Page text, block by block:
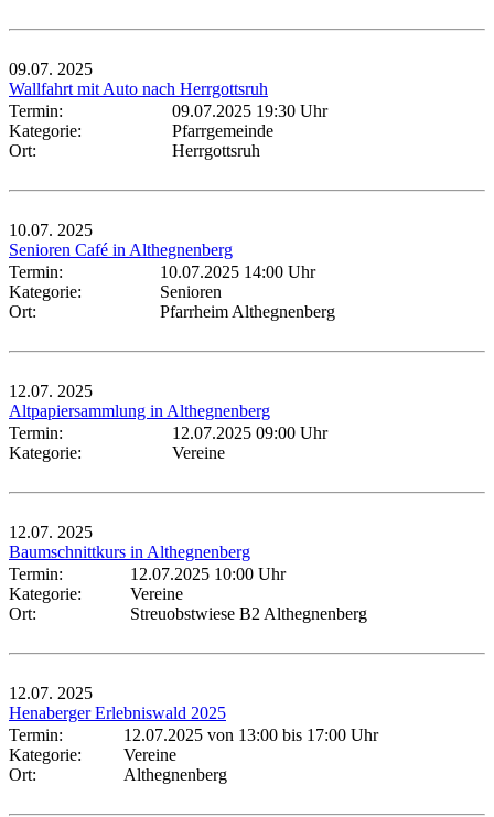
09.07. 2025
Wallfahrt mit Auto nach Herrgottsruh
Termin:
09.07.2025 19:30 Uhr
Kategorie:
Pfarrgemeinde
Ort:
Herrgottsruh
10.07. 2025
Senioren Café in Althegnenberg
Termin:
10.07.2025 14:00 Uhr
Kategorie:
Senioren
Ort:
Pfarrheim Althegnenberg
12.07. 2025
Altpapiersammlung in Althegnenberg
Termin:
12.07.2025 09:00 Uhr
Kategorie:
Vereine
12.07. 2025
Baumschnittkurs in Althegnenberg
Termin:
12.07.2025 10:00 Uhr
Kategorie:
Vereine
Ort:
Streuobstwiese B2 Althegnenberg
12.07. 2025
Henaberger Erlebniswald 2025
Termin:
12.07.2025 von 13:00 bis 17:00 Uhr
Kategorie:
Vereine
Ort:
Althegnenberg